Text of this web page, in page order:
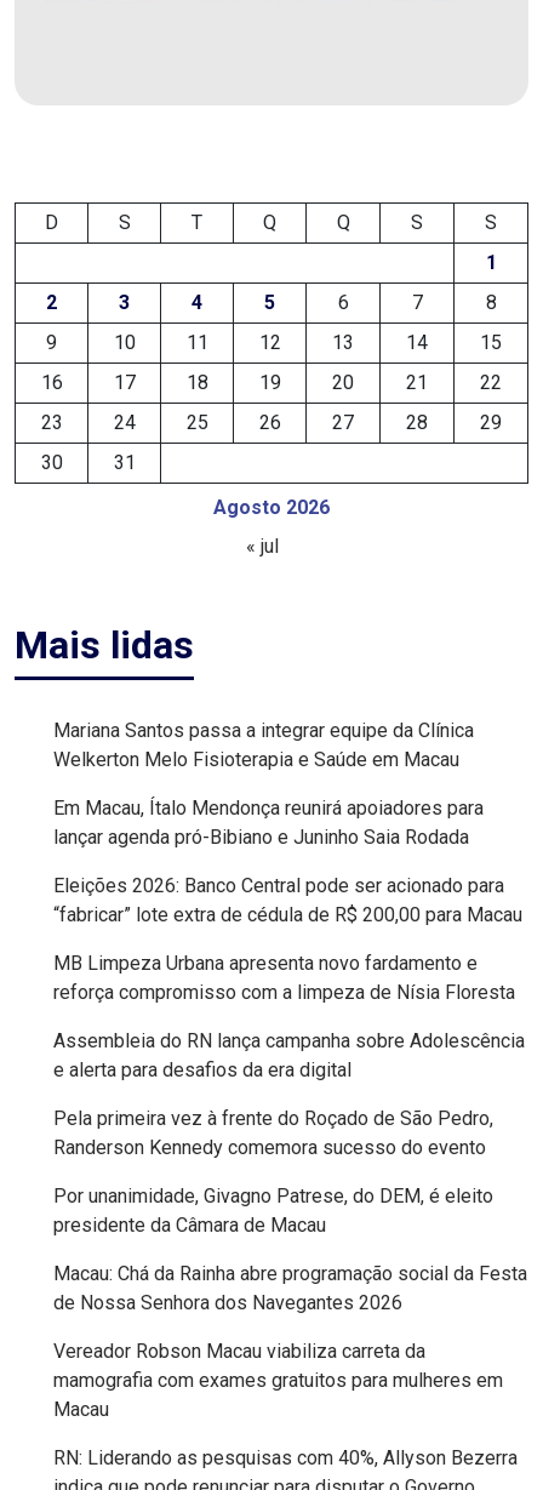
EMANCIPAÇÃO
DE
CARNAUBAIS
EMANCIPAÇÃO
DE
MACAU
EMANCIPAÇÃO
ENTREVISTA
ESPORTE
EVENTOS
FAKE
NEWS
FANEX
FESTA
CRIANÇAS
FESTA
DO
SAL
2025
FINANCEIRO
FOLIA
Agosto 2026
D S T Q Q S
S
1
2
3 4 5 6 7
8
9
10 11 12 13 14
15
16
17 18 19 20 21
22
23
24 25 26 27 28
29
30
31
« jul
Mais lidas
Mariana Santos passa a integrar equipe da Clínica
Welkerton Melo Fisioterapia e Saúde em Macau
Em Macau, Ítalo Mendonça reunirá apoiadores para
lançar agenda pró-Bibiano e Juninho Saia Rodada
Eleições 2026: Banco Central pode ser acionado para
“fabricar” lote extra de cédula de R$ 200,00 para Macau
MB Limpeza Urbana apresenta novo fardamento e
reforça compromisso com a limpeza de Nísia Floresta
Assembleia do RN lança campanha sobre Adolescência
e alerta para desafios da era digital
Pela primeira vez à frente do Roçado de São Pedro,
Randerson Kennedy comemora sucesso do evento
Por unanimidade, Givagno Patrese, do DEM, é eleito
presidente da Câmara de Macau
Macau: Chá da Rainha abre programação social da Festa
de Nossa Senhora dos Navegantes 2026
Vereador Robson Macau viabiliza carreta da
mamografia com exames gratuitos para mulheres em
Macau
RN: Liderando as pesquisas com 40%, Allyson Bezerra